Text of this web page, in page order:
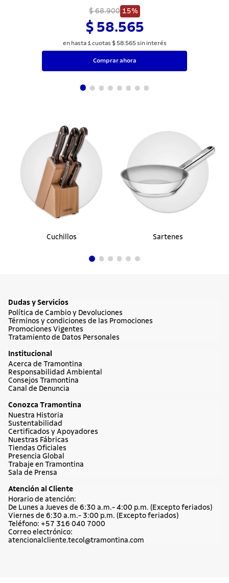
$ 68.900 15%
$ 58.565
en hasta 1 cuotas $ 58.565sin interés
Comprar ahora
Cuchillos Sartenes
Dudas y Servicios
Política de Cambio y Devoluciones
Términos y condiciones de las Promociones
Promociones Vigentes
Tratamiento de Datos Personales
Institucional
Acerca de Tramontina
Responsabilidad Ambiental
Consejos Tramontina
Canal de Denuncia
Conozca Tramontina
Nuestra Historia
Sustentabilidad
Certificados y Apoyadores
Nuestras Fábricas
Tiendas Oficiales
Presencia Global
Trabaje en Tramontina
Sala de Prensa
Atención al Cliente
Horario de atención:
De Lunes a Jueves de 6:30 a.m.- 4:00 p.m. (Excepto feriados)
Viernes de 6:30 a.m.- 3:00 p.m. (Excepto feriados)
Teléfono: +57 316 040 7000
Correo electrónico:
atencionalcliente.tecol@tramontina.com